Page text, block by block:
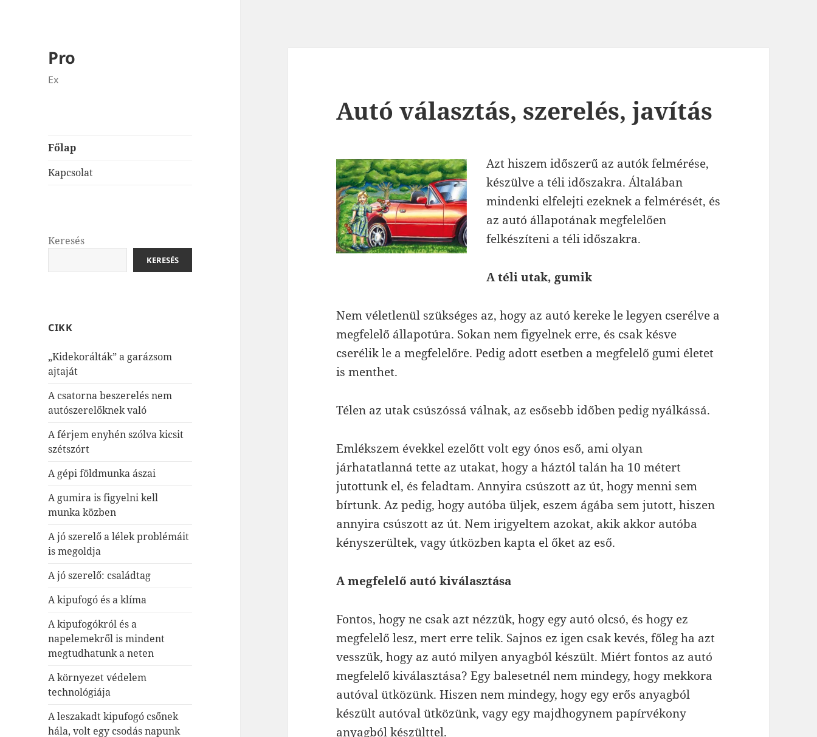
Pro
Ex
Főlap
Kapcsolat
Keresés
KERESÉS
CIKK
„Kidekorálták” a garázsom
ajtaját
A csatorna beszerelés nem
autószerelőknek való
A férjem enyhén szólva kicsit
szétszórt
A gépi földmunka ászai
A gumira is figyelni kell
munka közben
A jó szerelő a lélek problémáit
is megoldja
A jó szerelő: családtag
A kipufogó és a klíma
A kipufogókról és a
napelemekről is mindent
megtudhatunk a neten
A környezet védelem
technológiája
A leszakadt kipufogó csőnek
hála, volt egy csodás napunk
Autó választás, szerelés, javítás
Azt hiszem időszerű az autók felmérése,
készülve a téli időszakra. Általában
mindenki elfelejti ezeknek a felmérését, és
az autó állapotának megfelelően
felkészíteni a téli időszakra.
A téli utak, gumik
Nem véletlenül szükséges az, hogy az autó kereke le legyen cserélve a
megfelelő állapotúra. Sokan nem figyelnek erre, és csak késve
cserélik le a megfelelőre. Pedig adott esetben a megfelelő gumi életet
is menthet.
Télen az utak csúszóssá válnak, az esősebb időben pedig nyálkássá.
Emlékszem évekkel ezelőtt volt egy ónos eső, ami olyan
járhatatlanná tette az utakat, hogy a háztól talán ha 10 métert
jutottunk el, és feladtam. Annyira csúszott az út, hogy menni sem
bírtunk. Az pedig, hogy autóba üljek, eszem ágába sem jutott, hiszen
annyira csúszott az út. Nem irigyeltem azokat, akik akkor autóba
kényszerültek, vagy útközben kapta el őket az eső.
A megfelelő autó kiválasztása
Fontos, hogy ne csak azt nézzük, hogy egy autó olcsó, és hogy ez
megfelelő lesz, mert erre telik. Sajnos ez igen csak kevés, főleg ha azt
vesszük, hogy az autó milyen anyagból készült. Miért fontos az autó
megfelelő kiválasztása? Egy balesetnél nem mindegy, hogy mekkora
autóval ütközünk. Hiszen nem mindegy, hogy egy erős anyagból
készült autóval ütközünk, vagy egy majdhogynem papírvékony
anyagból készülttel.